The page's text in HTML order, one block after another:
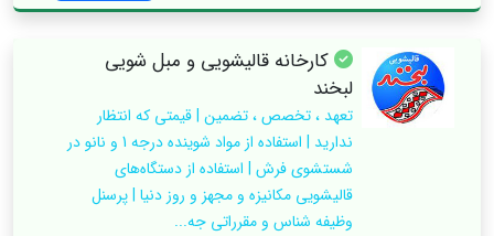
کارخانه قالیشویی و مبل شویی
لبخند
تعهد ، تخصص ، تضمین | قیمتی که انتظار
ندارید | استفاده از مواد شوینده درجه 1 و نانو در
شستشوی فرش | استفاده از دستگاه‌های
قالیشویی مکانیزه و مجهز و روز دنیا | پرسنل
وظیفه شناس و مقرراتی جه...